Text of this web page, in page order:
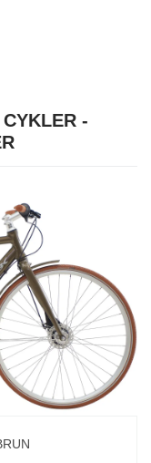
-